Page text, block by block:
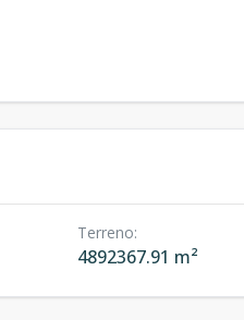
Terreno:
4892367.91 m²